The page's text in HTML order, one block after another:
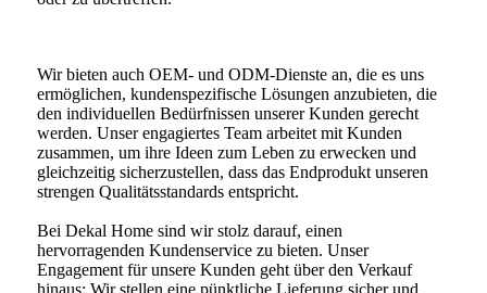
Wir bieten auch OEM- und ODM-Dienste an, die es uns
ermöglichen, kundenspezifische Lösungen anzubieten, die
den individuellen Bedürfnissen unserer Kunden gerecht
werden. Unser engagiertes Team arbeitet mit Kunden
zusammen, um ihre Ideen zum Leben zu erwecken und
gleichzeitig sicherzustellen, dass das Endprodukt unseren
strengen Qualitätsstandards entspricht.
Bei Dekal Home sind wir stolz darauf, einen
hervorragenden Kundenservice zu bieten. Unser
Engagement für unsere Kunden geht über den Verkauf
hinaus: Wir stellen eine pünktliche Lieferung sicher und